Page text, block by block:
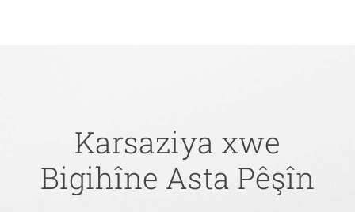
Karsaziya xwe
Bigihîne Asta Pêşîn